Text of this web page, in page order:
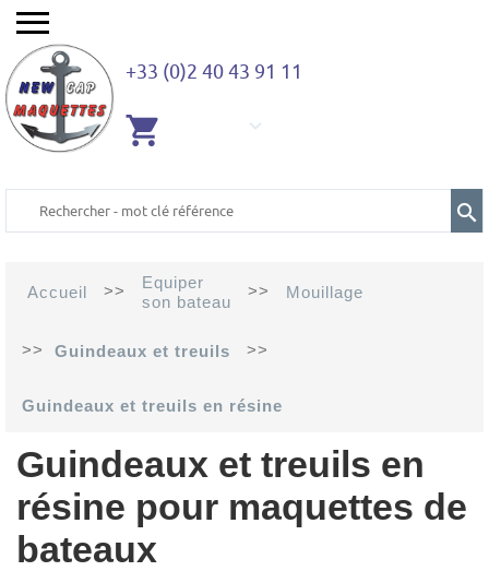
+33 (0)2 40 43 91 11
Accueil >>
Equiper
son bateau
>> Mouillage
>> Guindeaux et treuils >>
Guindeaux et treuils en résine
Guindeaux et treuils en
résine pour maquettes de
bateaux